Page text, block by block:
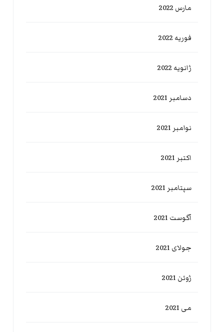
مارس 2022
فوریه 2022
ژانویه 2022
دسامبر 2021
نوامبر 2021
اکتبر 2021
سپتامبر 2021
آگوست 2021
جولای 2021
ژوئن 2021
می 2021